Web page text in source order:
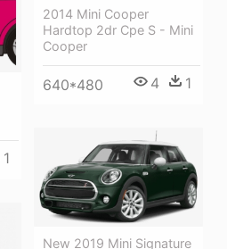
2014 Mini Cooper
Hardtop 2dr Cpe S - Mini
Cooper
640*480 4 1
1
New 2019 Mini Signature